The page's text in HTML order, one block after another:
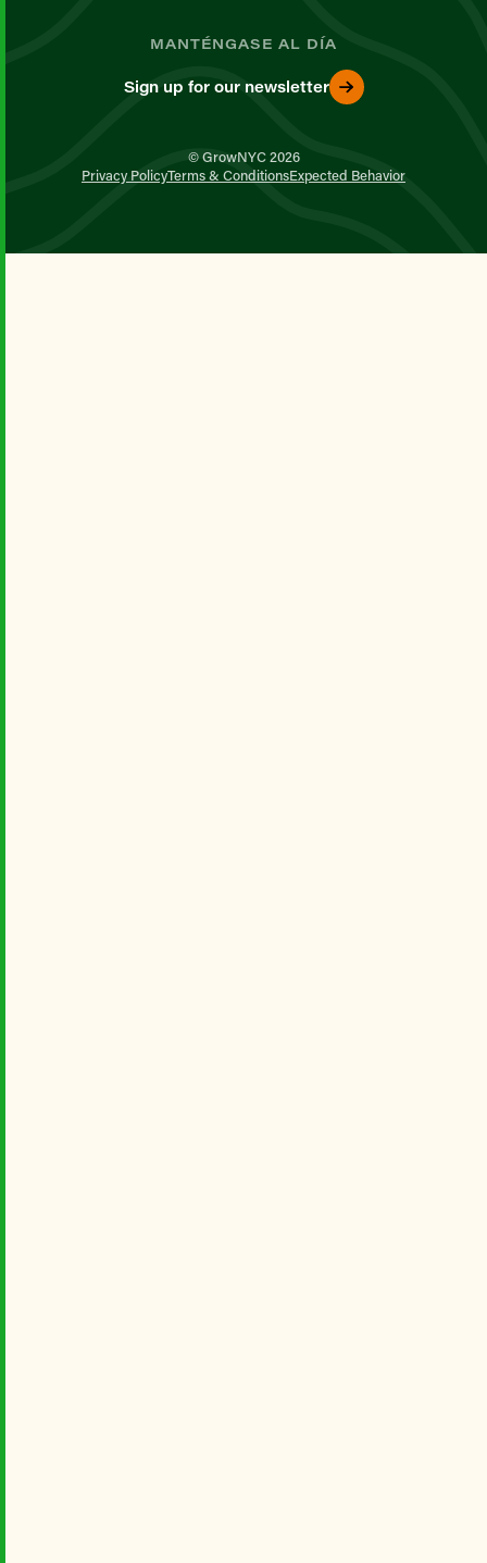
MANTÉNGASE AL DÍA
Sign up for our newsletter
© GrowNYC 2026
Privacy PolicyTerms & ConditionsExpected Behavior